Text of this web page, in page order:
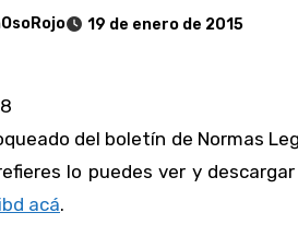
19 de enero de 2015
lo puedes ver y
acá.